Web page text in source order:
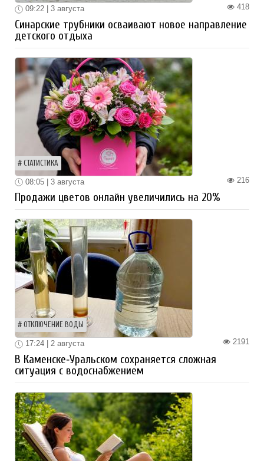
418
09:22 | 3 августа
Синарские трубники осваивают новое направление
детского отдыха
СТАТИСТИКА
216
08:05 | 3 августа
Продажи цветов онлайн увеличились на 20%
ОТКЛЮЧЕНИЕ ВОДЫ
2191
17:24 | 2 августа
В Каменске‑Уральском сохраняется сложная
ситуация с водоснабжением